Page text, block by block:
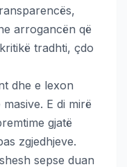
arrogancën që
tradhti, çdo
dhe e lexon
E di mirë
gjatë
zgjedhjeve.
sepse duan